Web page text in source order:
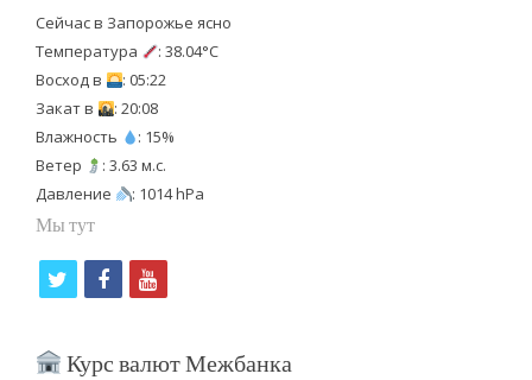
Сейчас в Запорожье ясно
Температура
: 38.04°C
Восход в
: 05:22
Закат в
: 20:08
Влажность
: 15%
Ветер
: 3.63 м.с.
Давление
: 1014 hPa
Мы тут
i
f
c
y
u
Курс валют Межбанка